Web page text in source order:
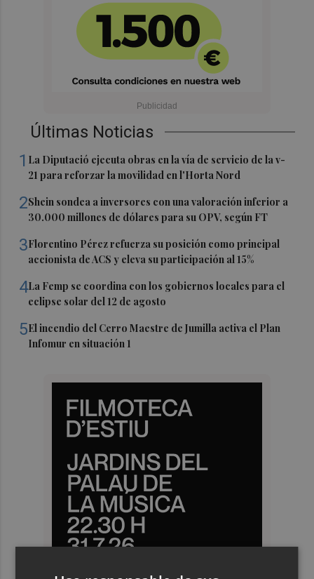
Últimas Noticias
1 La Diputació ejecuta obras en la vía de servicio de la v-
21 para reforzar la movilidad en l'Horta Nord
2Shein sondea a inversores con una valoración inferior a
30.000 millones de dólares para su OPV, según FT
3Florentino Pérez refuerza su posición como principal
accionista de ACS y eleva su participación al 15%
4La Femp se coordina con los gobiernos locales para el
eclipse solar del 12 de agosto
5El incendio del Cerro Maestre de Jumilla activa el Plan
Infomur en situación 1